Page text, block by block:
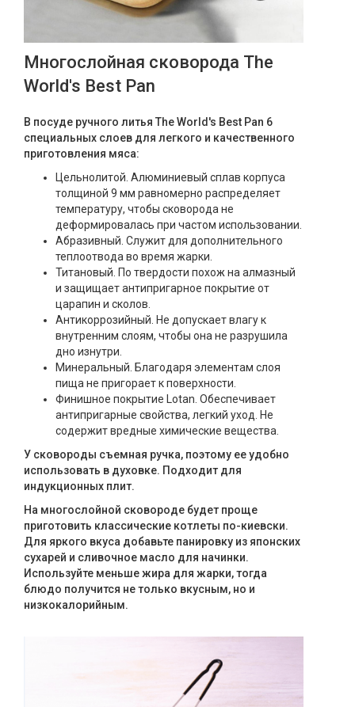
Многослойная сковорода The
World's Best Pan
В посуде ручного литья The World's Best Pan 6
специальных слоев для легкого и качественного
приготовления мяса:
Цельнолитой. Алюминиевый сплав корпуса
толщиной 9 мм равномерно распределяет
температуру, чтобы сковорода не
деформировалась при частом использовании.
Абразивный. Служит для дополнительного
теплоотвода во время жарки.
Титановый. По твердости похож на алмазный
и защищает антипригарное покрытие от
царапин и сколов.
Антикоррозийный. Не допускает влагу к
внутренним слоям, чтобы она не разрушила
дно изнутри.
Минеральный. Благодаря элементам слоя
пища не пригорает к поверхности.
Финишное покрытие Lotan. Обеспечивает
антипригарные свойства, легкий уход. Не
содержит вредные химические вещества.
У сковороды съемная ручка, поэтому ее удобно
использовать в духовке. Подходит для
индукционных плит.
На многослойной сковороде будет проще
приготовить классические котлеты по-киевски.
Для яркого вкуса добавьте панировку из японских
сухарей и сливочное масло для начинки.
Используйте меньше жира для жарки, тогда
блюдо получится не только вкусным, но и
низкокалорийным.